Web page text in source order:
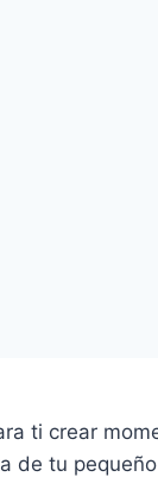
ti crear
de tu